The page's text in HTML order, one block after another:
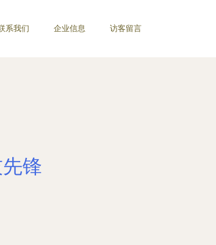
系我们 企业信息 访客留言
锋